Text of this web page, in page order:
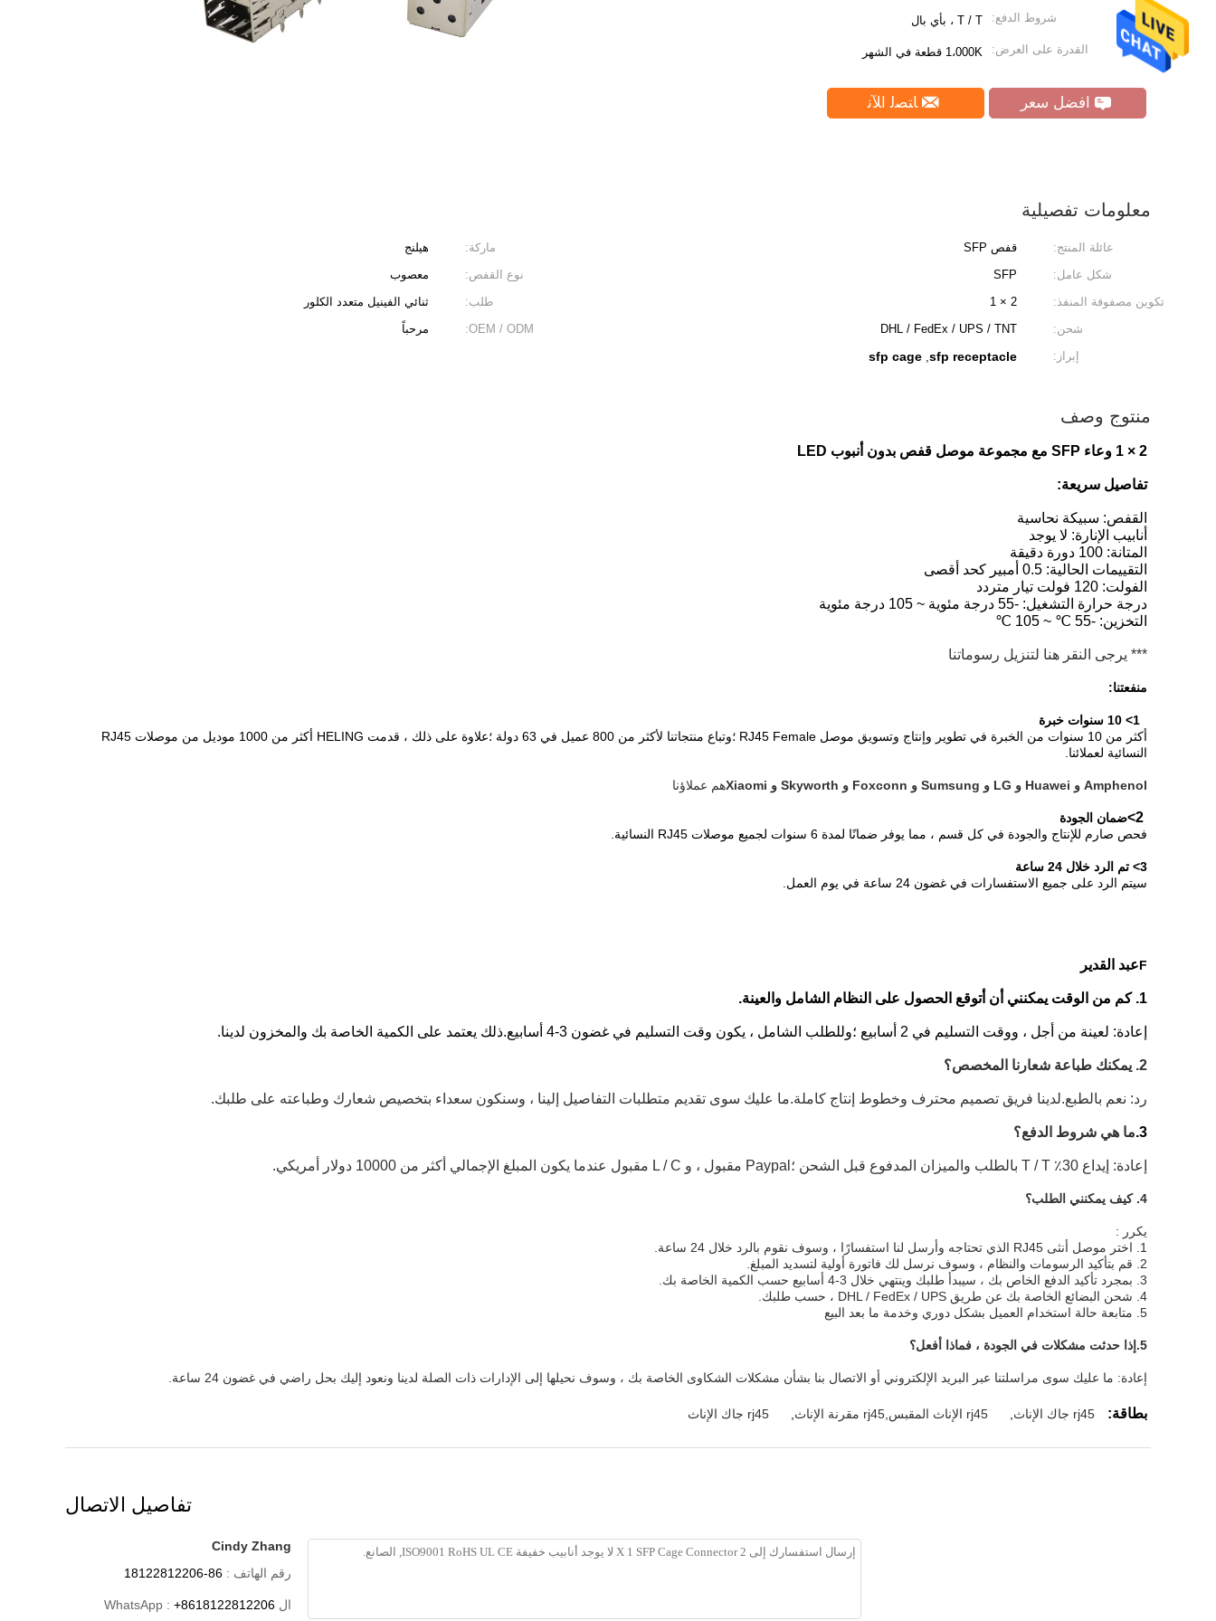
شروط الدفع: T / T ، بأي بال
القدرة على العرض: 1،000K قطعة في الشهر
افضل سعر ﺎﺘﺼﻟ ﺍﻶﻧ
معلومات تفصيلية
عائلة المنتج: قفص SFP ماركة:
هيلنج
شكل عامل:
SFP نوع القفص:
معصوب
تكوين مصفوفة المنفذ:
2 × 1 طلب:
ثنائي الفينيل متعدد الكلور
شحن:
DHL / FedEx / UPS / TNT
OEM / ODM:
مرحباً
إبراز:
sfp receptacle
,
sfp cage
منتوج وصف
2 × 1 وعاء SFP مع مجموعة موصل قفص بدون أنبوب LED
تفاصيل سريعة:
القفص: سبيكة نحاسية
أنابيب الإنارة: لا يوجد
المتانة: 100 دورة دقيقة
التقييمات الحالية: 0.5 أمبير كحد أقصى
الفولت: 120 فولت تيار متردد
درجة حرارة التشغيل: -55 درجة مئوية ~ 105 درجة مئوية
التخزين: -55 ℃ ~ 105 ℃
*** يرجى النقر هنا لتنزيل رسوماتنا
منفعتنا:
1> 10 سنوات خبرة
أكثر من 10 سنوات من الخبرة في تطوير وإنتاج وتسويق موصل RJ45 Female ؛وتباع منتجاتنا لأكثر من 800 عميل في 63 دولة ؛علاوة على ذلك ، قدمت HELING أكثر من 1000 موديل من موصلات RJ45
النسائية لعملائنا.
Amphenol و Huawei و LG و Sumsung و Foxconn و Skyworth و Xiaomi هم عملاؤنا
2> ضمان الجودة
فحص صارم للإنتاج والجودة في كل قسم ، مما يوفر ضمانًا لمدة 6 سنوات لجميع موصلات RJ45 النسائية.
3> تم الرد خلال 24 ساعة
سيتم الرد على جميع الاستفسارات في غضون 24 ساعة في يوم العمل.
Fعبد القدير
1. كم من الوقت يمكنني أن أتوقع الحصول على النظام الشامل والعينة.
إعادة: لعينة من أجل ، ووقت التسليم في 2 أسابيع ؛وللطلب الشامل ، يكون وقت التسليم في غضون 3-4 أسابيع.ذلك يعتمد على الكمية الخاصة بك والمخزون لدينا.
2. يمكنك طباعة شعارنا المخصص؟
رد: نعم بالطبع.لدينا فريق تصميم محترف وخطوط إنتاج كاملة.ما عليك سوى تقديم متطلبات التفاصيل إلينا ، وسنكون سعداء بتخصيص شعارك وطباعته على طلبك.
3. ما هي شروط الدفع؟
إعادة: إيداع 30٪ T / T بالطلب والميزان المدفوع قبل الشحن ؛Paypal مقبول ، و L / C مقبول عندما يكون المبلغ الإجمالي أكثر من 10000 دولار أمريكي.
4. كيف يمكنني الطلب؟
يكرر :
1. اختر موصل أنثى RJ45 الذي تحتاجه وأرسل لنا استفسارًا ، وسوف نقوم بالرد خلال 24 ساعة.
2. قم بتأكيد الرسومات والنظام ، وسوف نرسل لك فاتورة أولية لتسديد المبلغ.
3. بمجرد تأكيد الدفع الخاص بك ، سيبدأ طلبك وينتهي خلال 3-4 أسابيع حسب الكمية الخاصة بك.
4. شحن البضائع الخاصة بك عن طريق DHL / FedEx / UPS ، حسب طلبك.
5. متابعة حالة استخدام العميل بشكل دوري وخدمة ما بعد البيع
5. إذا حدثت مشكلات في الجودة ، فماذا أفعل؟
إعادة: ما عليك سوى مراسلتنا عبر البريد الإلكتروني أو الاتصال بنا بشأن مشكلات الشكاوى الخاصة بك ، وسوف نحيلها إلى الإدارات ذات الصلة لدينا ونعود إليك بحل راضي في غضون 24 ساعة.
بطاقة: rj45 جاك الإناث rj45 الإناث المقبس,rj45 مقرنة الإناث rj45 جاك الإناث
تفاصيل الاتصال
Cindy Zhang
رقم الهاتف :
ال WhatsApp : +8618122812206